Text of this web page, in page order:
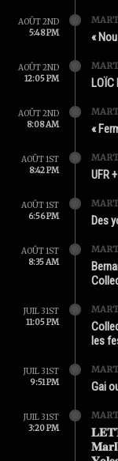
AOÛT 2ND
5:48 PM
«
AOÛT 2ND
12:05 PM
LOÏC
AOÛT 2ND
8:08 AM
«
AOÛT 1ST
8:42 PM
UFR
AOÛT 1ST
6:56 PM
Des
AOÛT 1ST
8:35 AM
JUIL 31ST
11:05 PM
les
JUIL 31ST
9:51 PM
Gai
JUIL 31ST
3:20 PM